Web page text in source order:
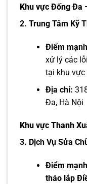
Khu vực Đống Đa
2. Trung Tâm Kỹ
Điểm
xử lý các
tại khu vực
Địa chỉ:
Đa, Hà Nội
Khu vực Thanh
3. Dịch Vụ Sửa
Điểm
tháo lắp